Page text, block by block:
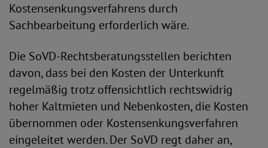
Kostensenkungsverfahrens durch
Sachbearbeitung erforderlich wäre.
Die SoVD-Rechtsberatungsstellen berichten
davon, dass bei den Kosten der Unterkunft
regelmäßig trotz offensichtlich rechtswidrig
hoher Kaltmieten und Nebenkosten, die Kosten
übernommen oder Kostensenkungsverfahren
eingeleitet werden. Der SoVD regt daher an,